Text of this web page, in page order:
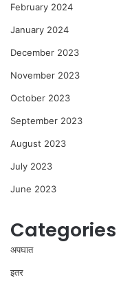
February 2024
January 2024
December 2023
November 2023
October 2023
September 2023
August 2023
July 2023
June 2023
Categories
अपघात
इतर